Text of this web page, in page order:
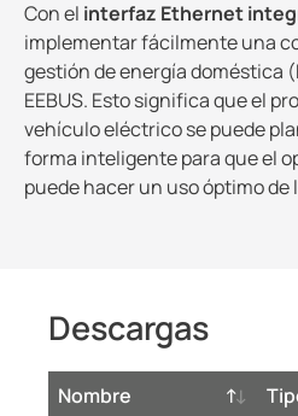
Con el interfaz Ethernet
implementar fácilmente una
gestión de energía doméstica
EEBUS. Esto significa que el
vehículo eléctrico se puede
forma inteligente para que el
puede hacer un uso óptimo de
Descargas
Nombre